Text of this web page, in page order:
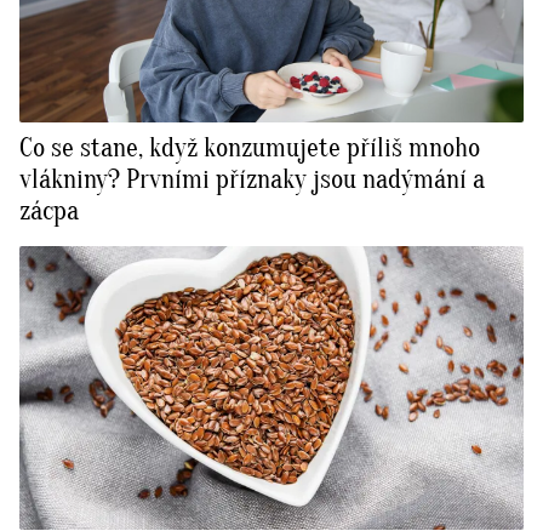
Co se stane, když konzumujete příliš mnoho
vlákniny? Prvními příznaky jsou nadýmání a
zácpa